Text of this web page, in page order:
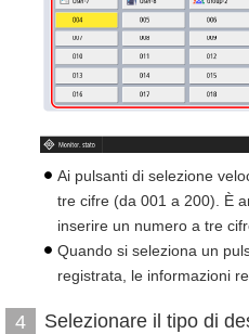
Ai pulsanti di selezione
tre cifre (da 001 a 200). È
inserire un numero a tre
Quando si seleziona un
registrata, le informazioni
4 Selezionare il tipo di